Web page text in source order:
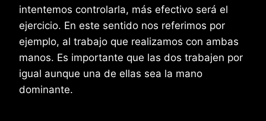
intentemos controlarla, más efectivo será el
ejercicio. En este sentido nos referimos por
ejemplo, al trabajo que realizamos con ambas
manos. Es importante que las dos trabajen por
igual aunque una de ellas sea la mano
dominante.